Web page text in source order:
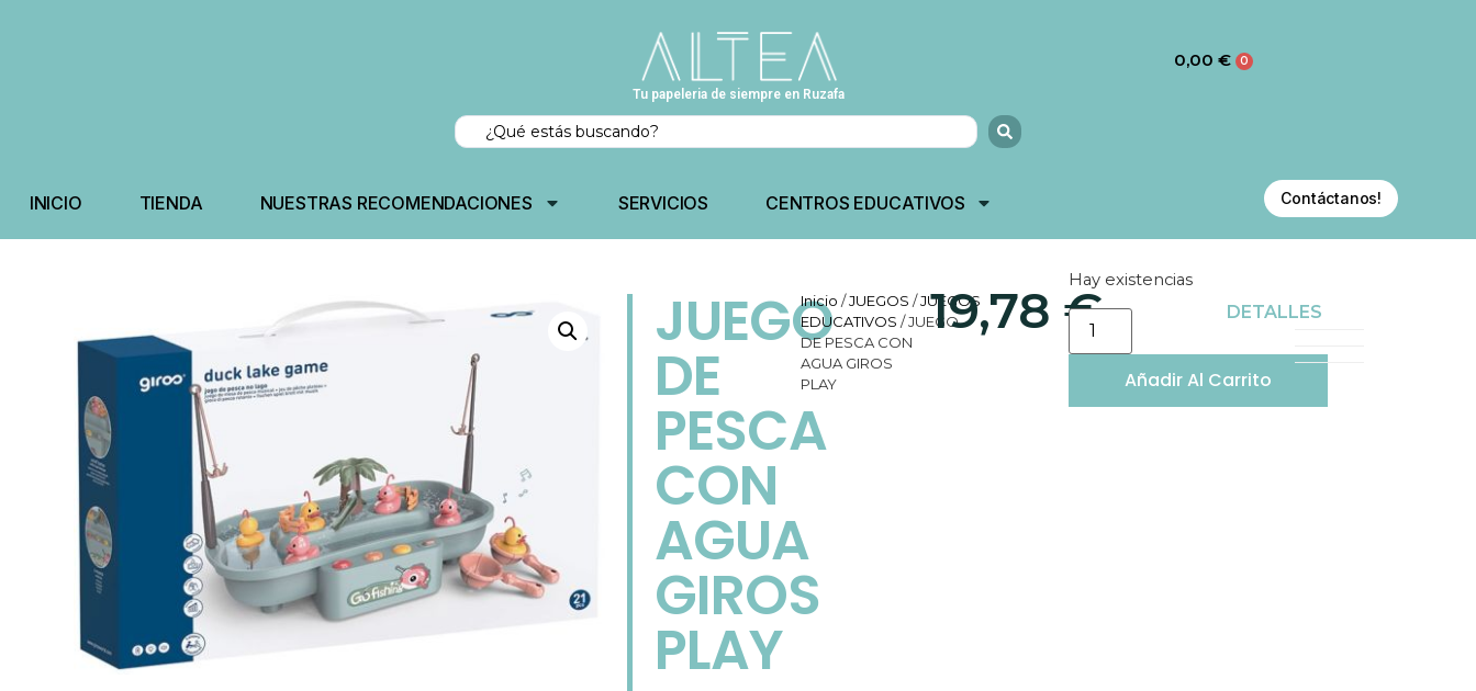
0,00 € 0
Tu papeleria de siempre en Ruzafa
INICIO TIENDA NUESTRAS RECOMENDACIONES SERVICIOS CENTROS EDUCATIVOS Contáctanos!
JUEGO
DE
PESCA
CON
AGUA
GIROS
PLAY
Inicio /JUEGOS /JUEGOS
EDUCATIVOS / JUEGO
DE PESCA CON
AGUA GIROS
PLAY
19,78 €
Hay existencias
Añadir Al Carrito
DETALLES